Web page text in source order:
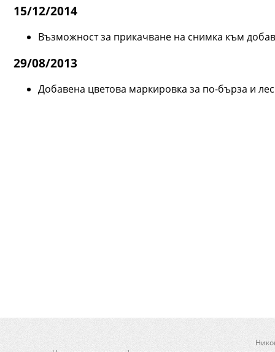
15/12/2014
Възможност за прикачване на снимка към
29/08/2013
Добавена цветова маркировка за по-бърза и